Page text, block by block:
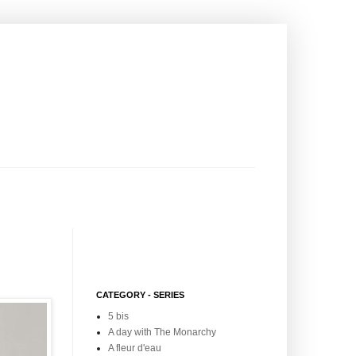
CATEGORY - SERIES
5 bis
A day with The Monarchy
A fleur d'eau